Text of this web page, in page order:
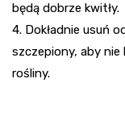
będą dobrze kwitły.
4. Dokładnie usuń
szczepiony, aby nie
rośliny.